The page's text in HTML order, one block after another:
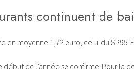
continuent de
en moyenne 1,72 euro, celui du SP95-
début de l’année se confirme. Pour la